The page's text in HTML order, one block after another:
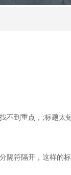
不到重点，;标题
隔符隔开，这样的